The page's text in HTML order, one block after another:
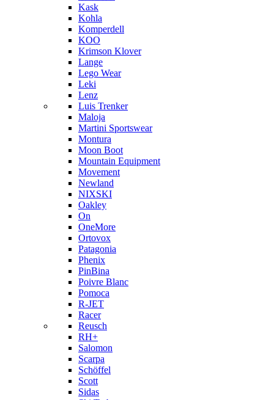
Kask
Kohla
Komperdell
KOO
Krimson Klover
Lange
Lego Wear
Leki
Lenz
Luis Trenker
Maloja
Martini Sportswear
Montura
Moon Boot
Mountain Equipment
Movement
Newland
NIXSKI
Oakley
On
OneMore
Ortovox
Patagonia
Phenix
PinBina
Poivre Blanc
Pomoca
R-JET
Racer
Reusch
RH+
Salomon
Scarpa
Schöffel
Scott
Sidas